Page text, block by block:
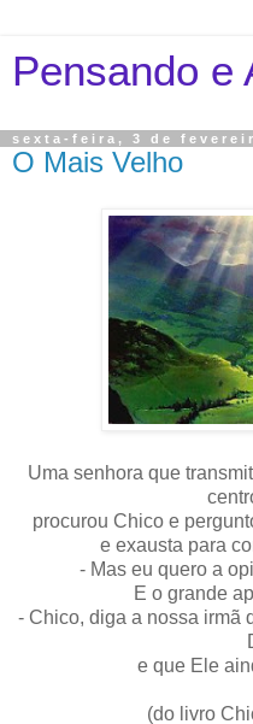
Pensando e
sexta-feira, 3 de
O Mais Velho
Uma senhora que
procurou Chico e
e exausta para
- Mas eu quero a
E o grande
- Chico, diga a nossa irmã
e que Ele
(do livro